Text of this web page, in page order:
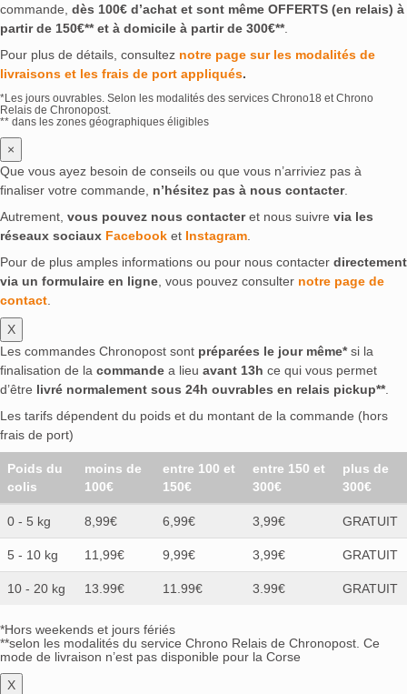
commande, dès 100€ d’achat et sont même OFFERTS (en relais) à
partir de 150€** et à domicile à partir de 300€**.
Pour plus de détails, consultez notre page sur les modalités de
livraisons et les frais de port appliqués.
*Les jours ouvrables. Selon les modalités des services Chrono18 et Chrono
Relais de Chronopost.
** dans les zones géographiques éligibles
×
Que vous ayez besoin de conseils ou que vous n’arriviez pas à
finaliser votre commande, n’hésitez pas à nous contacter.
Autrement, vous pouvez nous contacteret nous suivre via les
réseaux sociaux Facebook et Instagram.
Pour de plus amples informations ou pour nous contacter directement
via un formulaire en ligne, vous pouvez consulter notre page de
contact.
X
Les commandes Chronopost sont préparées le jour même*si la
finalisation de la commande a lieu avant 13h ce qui vous permet
d’être livré normalement sous 24h ouvrables en relais pickup**.
Les tarifs dépendent du poids et du montant de la commande (hors
frais de port)
Poids du
colis
moins de
100€
entre 100 et
150€
entre 150 et
300€
plus de
300€
0 - 5 kg 8,99€ 6,99€ 3,99€ GRATUIT
5 - 10 kg 11,99€ 9,99€ 3,99€ GRATUIT
10 - 20 kg 13.99€ 11.99€ 3.99€ GRATUIT
*Hors weekends et jours fériés
**selon les modalités du service Chrono Relais de Chronopost. Ce
mode de livraison n’est pas disponible pour la Corse
X